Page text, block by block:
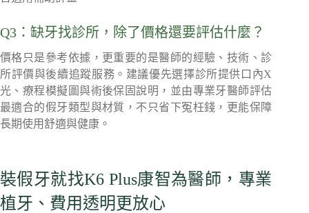
Q3：缺牙找診所，除了價格還要評估什麼？
價格只是參考依據，更重要的是醫師的經驗、技術、診
所評價與後續追蹤服務。建議優先選擇診所提供口內X
光、療程模擬圖與術後保固說明，並由專業牙醫師評估
最適合的假牙類型與材質，不只省下冤枉錢，更能保障
長期使用舒適與健康。
裝假牙就找K6 Plus康智為醫師，專業
植牙、費用透明更放心